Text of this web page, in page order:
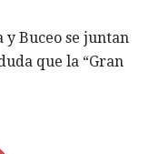
y Buceo se juntan
que la “Gran